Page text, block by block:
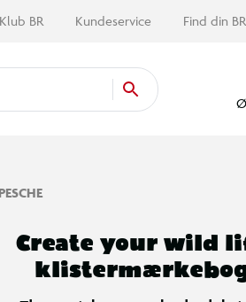
Klub BR Kundeservice Find din BR
Create your wild